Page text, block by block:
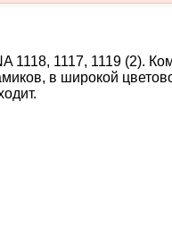
1118, 1117, 1119 (2).
в широкой